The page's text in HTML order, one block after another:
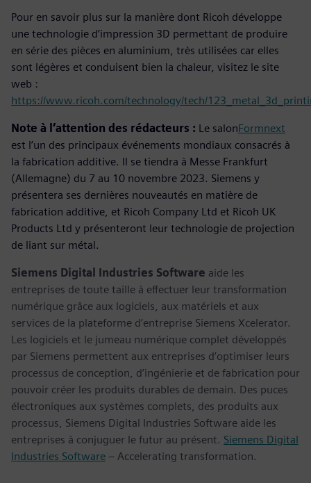
Pour en savoir plus sur la manière dont Ricoh développe
une technologie d’impression 3D permettant de produire
en série des pièces en aluminium, très utilisées car elles
sont légères et conduisent bien la chaleur, visitez le site
web :
https://www.ricoh.com/technology/tech/
Note à l’attention des rédacteurs : Le salonFormnext
est l’un des principaux événements mondiaux consacrés à
la fabrication additive. Il se tiendra à Messe Frankfurt
(Allemagne) du 7 au 10 novembre 2023. Siemens y
présentera ses dernières nouveautés en matière de
fabrication additive, et Ricoh Company Ltd et Ricoh UK
Products Ltd y présenteront leur technologie de projection
de liant sur métal.
Siemens Digital Industries Software aide les
entreprises de toute taille à effectuer leur transformation
numérique grâce aux logiciels, aux matériels et aux
services de la plateforme d’entreprise Siemens Xcelerator.
Les logiciels et le jumeau numérique complet développés
par Siemens permettent aux entreprises d’optimiser leurs
processus de conception, d’ingénierie et de fabrication pour
pouvoir créer les produits durables de demain. Des puces
électroniques aux systèmes complets, des produits aux
processus, Siemens Digital Industries Software aide les
entreprises à conjuguer le futur au présent. Siemens Digital
Industries Software – Accelerating transformation.